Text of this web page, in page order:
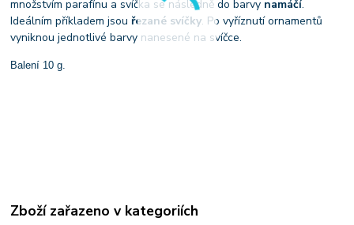
množstvím parafínu a svíčka se následně do barvy namáčí.
Ideálním příkladem jsouřezané svíčky. Po vyříznutí ornamentů
vyniknou jednotlivé barvy nanesené na svíčce.
Balení 10 g.
Zboží zařazeno v kategoriích